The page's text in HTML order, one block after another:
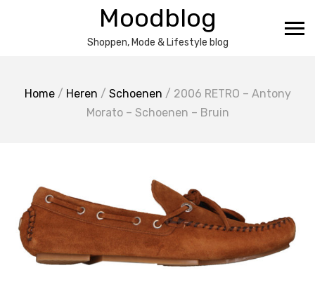
Moodblog
Shoppen, Mode & Lifestyle blog
Home/ Heren / Schoenen / 2006 RETRO – Antony
Morato – Schoenen – Bruin